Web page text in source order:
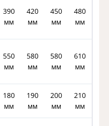
390
мм
420
мм
450
мм
480
мм
550
мм
580
мм
580
мм
610
мм
180
мм
190
мм
200
мм
210
мм